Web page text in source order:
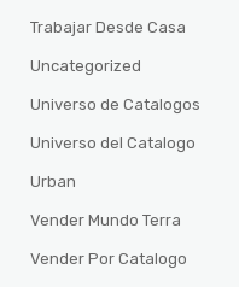
Trabajar Desde Casa
Uncategorized
Universo de Catalogos
Universo del Catalogo
Urban
Vender Mundo Terra
Vender Por Catalogo